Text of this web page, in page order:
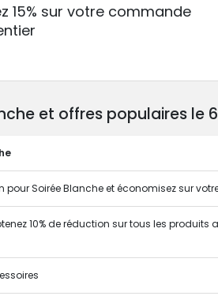
15% sur votre commande
et offres populaires le
pour Soirée Blanche et économisez sur
10% de réduction sur tous les produits